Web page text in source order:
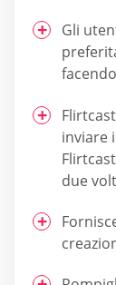
Gli
inviare
due